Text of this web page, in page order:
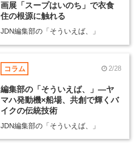
画展「スープはいのち」で衣食
住の根源に触れる
JDN編集部の「そういえば、」
コラム 2/28
編集部の「そういえば、」―ヤ
マハ発動機×船場、共創で輝くバ
イクの伝統技術
JDN編集部の「そういえば、」